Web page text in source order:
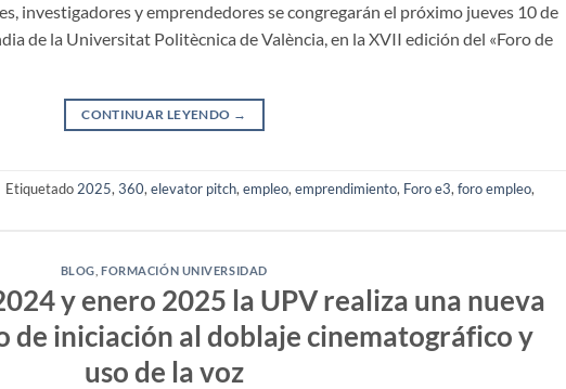
investigadores y emprendedores se congregarán el próximo jueves 10 de
de la Universitat Politècnica de València, en la XVII edición del «Foro de
CONTINUAR LEYENDO →
Etiquetado2025,360,elevator pitch,empleo,emprendimiento, Foro e3,foro empleo,
BLOG ,FORMACIÓN UNIVERSIDAD
y enero 2025 la UPV realiza una nueva
de iniciación al doblaje cinematográfico y
uso de la voz